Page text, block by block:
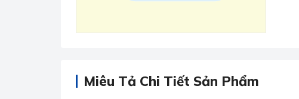
Miêu Tả Chi Tiết Sản Phẩm